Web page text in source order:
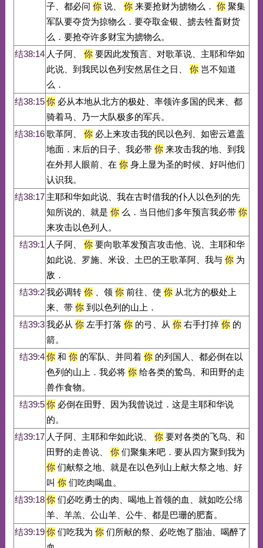
子、都必问 你说、 你来要抢财为掳物么． 你聚集
军队要夺货为掠物么．要夺取金银、掳去牲畜财货
么．要抢夺许多财宝为掳物么。
结38:14 人子阿、 你要因此发预言、对歌革说、主耶和华如
此说、到我民以色列安然居住之日、
你岂不知道
么．
结38:15你必从本地从北方的极处、率领许多国的民来、都
骑着马、乃一大队极多的军兵。
结38:16歌革阿、 你必上来攻击我的民以色列、如密云遮盖
地面．末后的日子、我必带 你来攻击我的地、到我
在外邦人眼前、在 你身上显为圣的时候、好叫他们
认识我。
结38:17 主耶和华如此说、我在古时借我的仆人以色列的先
知所说的、就是 你么．当日他们多年预言我必带 你
来攻击以色列人。
结39:1 人子阿、 你要向歌革发预言攻击他、说、主耶和华
如此说、罗施、米设、土巴的王歌革阿、我与 你为
敌．
结39:2我必调转 你、领 你前往、使 你从北方的极处上
来、带 你到以色列的山上．
结39:3我必从 你左手打落 你的弓、从 你右手打掉 你的
箭。
结39:4你和 你的军队、并同着 你的列国人、都必倒在以
色列的山上．我必将 你给各类的鸷鸟、和田野的走
兽作食物。
结39:5你必倒在田野、因为我曾说过．这是主耶和华说
的。
结39:17 人子阿、主耶和华如此说、 你要对各类的飞鸟、和
田野的走兽说、
你们聚集来吧．要从四方聚到我为
你们献祭之地、就是在以色列山上献大祭之地、好
叫 你们吃肉喝血。
结39:18你们必吃勇士的肉、喝地上首领的血、就如吃公绵
羊、羊羔、公山羊、公牛、都是巴珊的肥畜。
结39:19你们吃我为 你们所献的祭、必吃饱了脂油、喝醉了